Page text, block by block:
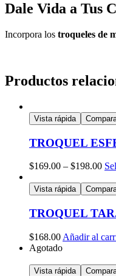
Dale Vida a Tus
Incorpora los troqueles de
Productos
Vista rápida
TROQUEL
$169.00 – $198.00
Vista rápida
TROQUEL
$168.00 Añadir al
Agotado
Vista rápida